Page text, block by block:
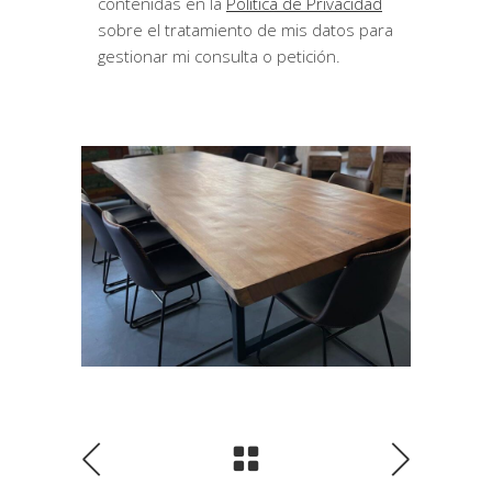
sobre el tratamiento de mis datos para
gestionar mi consulta o petición.